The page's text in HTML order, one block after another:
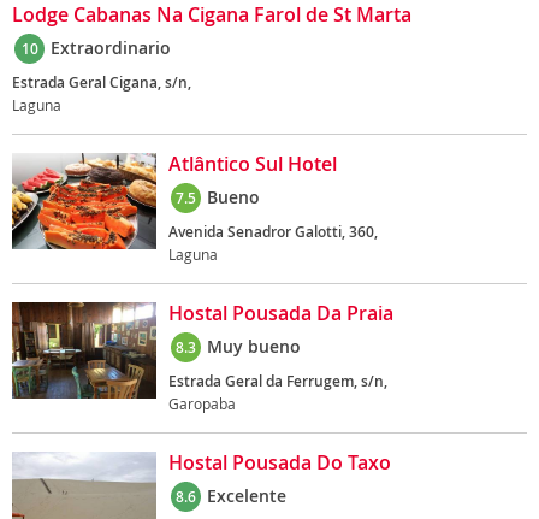
Lodge Cabanas Na Cigana Farol de St Marta
10 Extraordinario
Estrada Geral Cigana, s/n,
Laguna
Atlântico Sul Hotel
7.5 Bueno
Avenida Senadror Galotti, 360,
Laguna
Hostal Pousada Da Praia
8.3 Muy bueno
Estrada Geral da Ferrugem, s/n,
Garopaba
Hostal Pousada Do Taxo
8.6 Excelente